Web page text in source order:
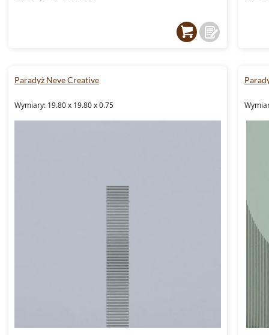
Paradyż Neve Creative
Wymiary: 19.80 x 19.80 x 0.75